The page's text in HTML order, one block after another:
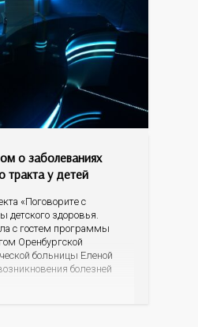
о заболеваниях
тракта у детей
«Поговорите с
детского здоровья.
с гостем программы
Оренбургской
больницы Еленой
болезней